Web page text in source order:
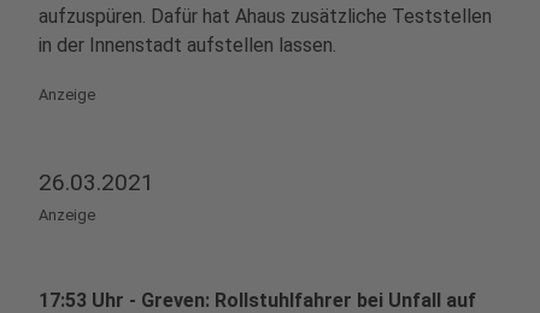
aufzuspüren. Dafür hat Ahaus zusätzliche Teststellen
in der Innenstadt aufstellen lassen.
Anzeige
26.03.2021
Anzeige
17:53 Uhr - Greven: Rollstuhlfahrer bei Unfall auf